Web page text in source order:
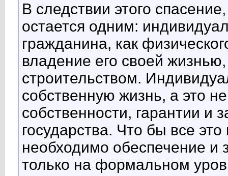
В следствии этого
остается одним:
гражданина, как
владение его своей
строительством.
собственную жизнь, а это
собственности, гарантии и
государства. Что бы все
необходимо обеспечение и
только на формальном